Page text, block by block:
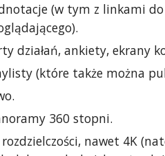
(w tym z linkami
działań, ankiety, ekrany
(które także można
360 stopni.
nawet 4K